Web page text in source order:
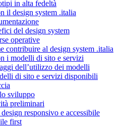
in alta fedeltà
il design system .italia
del design system
operative
contribuire al design system .italia
i modelli di sito e servizi
dell’utilizzo dei modelli
di sito e servizi disponibili
sviluppo
preliminari
responsivo e accessibile
first